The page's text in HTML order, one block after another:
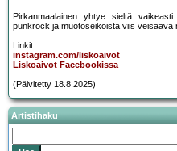
Pirkanmaalainen yhtye sieltä
punkrock ja muotoseikoista viis veisaava
Linkit:
instagram.com/liskoaivot
Liskoaivot Facebookissa
(Päivitetty 18.8.2025)
Artistihaku